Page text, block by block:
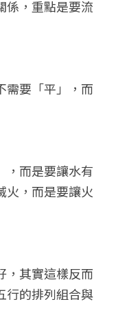
係，重點是要流
需要「平」，而
，而是要讓水有
火，而是要讓火
，其實這樣反而
行的排列組合與